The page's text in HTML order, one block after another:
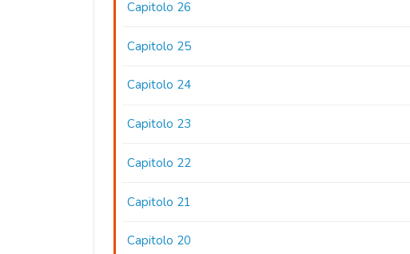
Capitolo 26
Capitolo 25
Capitolo 24
Capitolo 23
Capitolo 22
Capitolo 21
Capitolo 20